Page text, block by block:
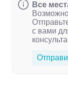
Все
с вами